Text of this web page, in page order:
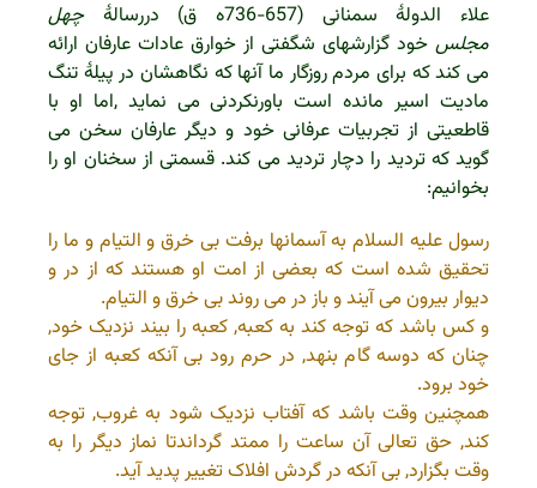
علاء الدولۀ سمنانی (657-736ه ق) دررسالۀ
چهل
مجلس خود گزارشهای شگفتی از خوارق عادات عارفان ارائه
می کند که برای مردم روزگار ما آنها که نگاهشان در پیلۀ تنگ
مادیت اسیر مانده است باورنکردنی می نماید ,اما او با
قاطعیتی از تجربیات عرفانی خود و دیگر عارفان سخن می
گوید که تردید را دچار تردید می کند. قسمتی از سخنان او را
بخوانیم:
رسول علیه السلام به آسمانها برفت بی خرق و التیام و ما را
تحقیق شده است که بعضی از امت او هستند که از در و
دیوار بیرون می آیند و باز در می روند بی خرق و التیام.
و کس باشد که توجه کند به کعبه, کعبه را بیند نزدیک خود,
چنان که دوسه گام بنهد, در حرم رود بی آنکه کعبه از جای
خود برود.
همچنین وقت باشد که آفتاب نزدیک شود به غروب, توجه
کند, حق تعالی آن ساعت را ممتد گرداندتا نماز دیگر را به
وقت بگزارد, بی آنکه در گردش افلاک تغییر پدید آید.